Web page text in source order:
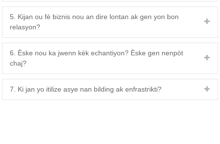
5. Kijan ou fè biznis nou an dire lontan ak gen yon bon
relasyon?
6. Èske nou ka jwenn kèk echantiyon? Èske gen nenpòt
chaj?
7. Ki jan yo itilize asye nan bilding ak enfrastrikti?